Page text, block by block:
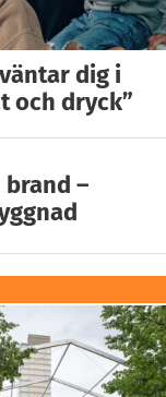
dig i
och dryck”
–